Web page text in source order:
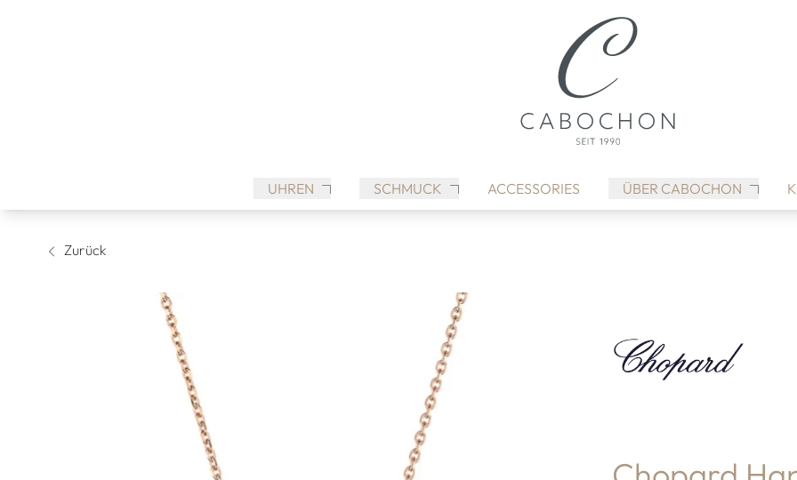
UHREN SCHMUCK ACCESSORIES ÜBER CABOCHON
Zurück